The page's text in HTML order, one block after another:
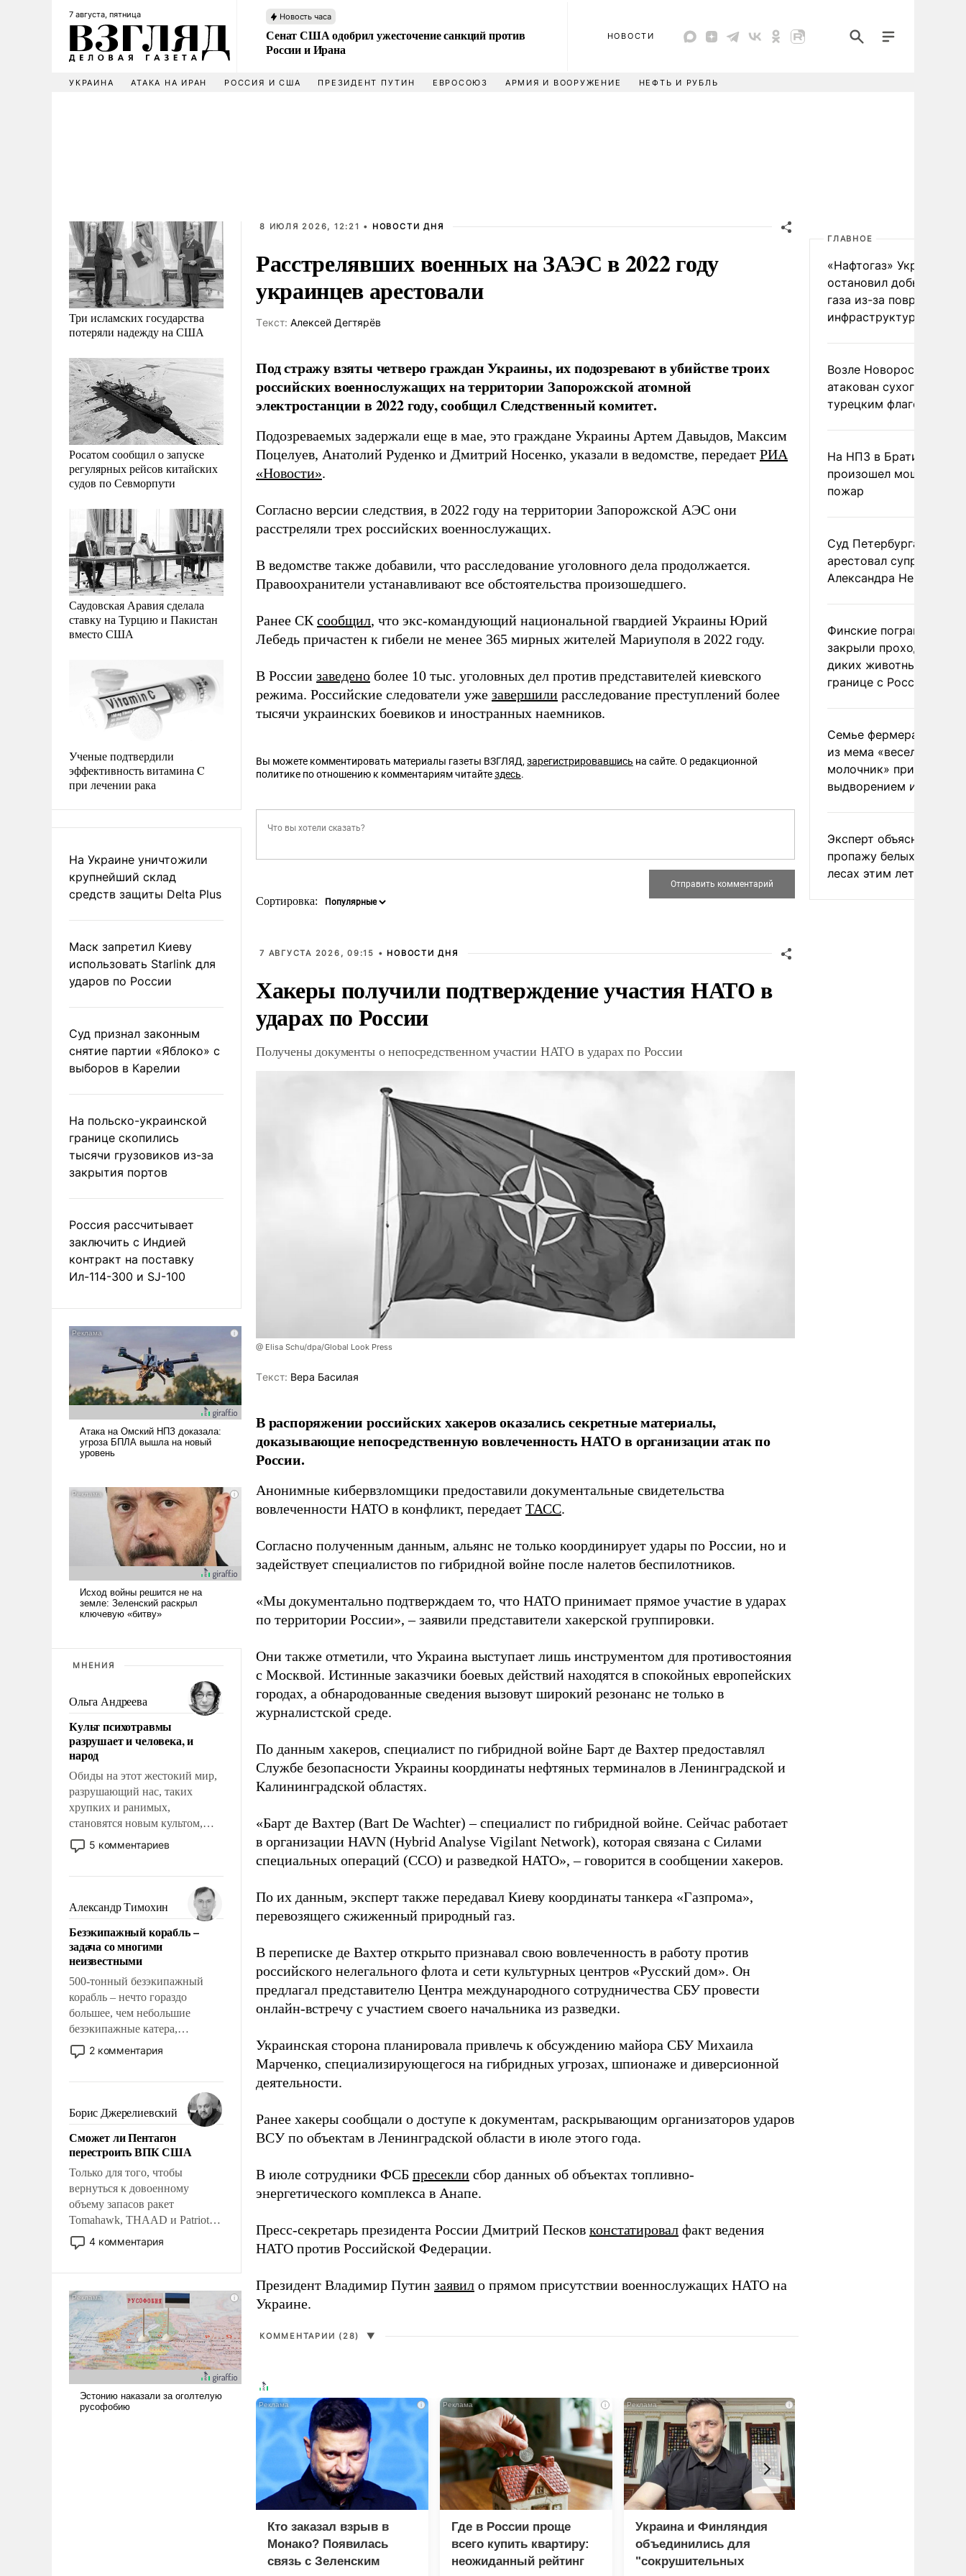
7 августа, пятница Новость часа
Сенат США одобрил ужесточение санкций против
России и Ирана
НОВОСТИ
УКРАИНА АТАКА НА ИРАН РОССИЯ И США ПРЕЗИДЕНТ ПУТИН ЕВРОСОЮЗ АРМИЯ И ВООРУЖЕНИЕ НЕФТЬ И РУБЛЬ
Три исламских государства
потеряли надежду на США
Росатом сообщил о запуске
регулярных рейсов китайских
судов по Севморпути
Саудовская Аравия сделала
ставку на Турцию и Пакистан
вместо США
Ученые подтвердили
эффективность витамина C
при лечении рака
На Украине уничтожили
крупнейший склад
средств защиты Delta Plus
Маск запретил Киеву
использовать Starlink для
ударов по России
Суд признал законным
снятие партии «Яблоко» с
выборов в Карелии
На польско-украинской
границе скопились
тысячи грузовиков из-за
закрытия портов
Россия рассчитывает
заключить с Индией
контракт на поставку
Ил-114-300 и SJ-100
МНЕНИЯ
Ольга Андреева
Культ психотравмы
разрушает и человека, и
народ
Обиды на этот жестокий мир,
разрушающий нас, таких
хрупких и ранимых,
становятся новым культом,
постепенно вытесняя и
отменяя традиционное
мужественным и твердым под
ударами судьбы, брать на себя
ответственность, помогать
слабым, идти вперед и
адаптироваться.
5 комментариев
Александр Тимохин
Безэкипажный корабль –
задача со многими
неизвестными
500-тонный безэкипажный
корабль – нечто гораздо
большее, чем небольшие
безэкипажные катера,
применение которых уже
стало обыденностью. Задача по
сложна и амбициозна. Однако
и ее реализация радикально
поднимет наши боевые
возможности.
2 комментария
Борис Джерелиевский
Сможет ли Пентагон
перестроить ВПК США
Только для того, чтобы
вернуться к довоенному
объему запасов ракет
Tomahawk, THAAD и Patriot
США потребуется более трех
лет. Даже небольшая война с
Сложившаяся ситуация
означает многолетний период
уязвимости США, например,
перед Китаем.
4 комментария
8 ИЮЛЯ 2026, 12:21 • НОВОСТИ ДНЯ
Расстрелявших военных на ЗАЭС в 2022 году
украинцев арестовали
Tекст: Алексей Дегтярёв
Под стражу взяты четверо граждан Украины, их подозревают в убийстве троих
российских военнослужащих на территории Запорожской атомной
электростанции в 2022 году, сообщил Следственный комитет.
Подозреваемых задержали еще в мае, это граждане Украины Артем Давыдов, Максим
Поцелуев, Анатолий Руденко и Дмитрий Носенко, указали в ведомстве, передает РИА
«Новости».
Согласно версии следствия, в 2022 году на территории Запорожской АЭС они
расстреляли трех российских военнослужащих.
В ведомстве также добавили, что расследование уголовного дела продолжается.
Правоохранители устанавливают все обстоятельства произошедшего.
Ранее СК сообщил, что экс-командующий национальной гвардией Украины Юрий
Лебедь причастен к гибели не менее 365 мирных жителей Мариуполя в 2022 году.
В России заведено более 10 тыс. уголовных дел против представителей киевского
режима. Российские следователи уже завершили расследование преступлений более
тысячи украинских боевиков и иностранных наемников.
Вы можете комментировать материалы газеты ВЗГЛЯД, зарегистрировавшись на сайте. О редакционной
политике по отношению к комментариям читайтездесь.
Сортировка:
7 АВГУСТА 2026, 09:15 • НОВОСТИ ДНЯ
Хакеры получили подтверждение участия НАТО в
ударах по России
Получены документы о непосредственном участии НАТО в ударах по России
@ Elisa Schu/dpa/Global Look Press
Tекст: Вера Басилая
В распоряжении российских хакеров оказались секретные материалы,
доказывающие непосредственную вовлеченность НАТО в организации атак по
России.
Анонимные кибервзломщики предоставили документальные свидетельства
вовлеченности НАТО в конфликт, передает ТАСС.
Согласно полученным данным, альянс не только координирует удары по России, но и
задействует специалистов по гибридной войне после налетов беспилотников.
«Мы документально подтверждаем то, что НАТО принимает прямое участие в ударах
по территории России», – заявили представители хакерской группировки.
Они также отметили, что Украина выступает лишь инструментом для противостояния
с Москвой. Истинные заказчики боевых действий находятся в спокойных европейских
городах, а обнародованные сведения вызовут широкий резонанс не только в
журналистской среде.
По данным хакеров, специалист по гибридной войне Барт де Вахтер предоставлял
Службе безопасности Украины координаты нефтяных терминалов в Ленинградской и
Калининградской областях.
«Барт де Вахтер (Bart De Wachter) – специалист по гибридной войне. Сейчас работает
в организации HAVN (Hybrid Analyse Vigilant Network), которая связана с Силами
специальных операций (ССО) и разведкой НАТО», – говорится в сообщении хакеров.
По их данным, эксперт также передавал Киеву координаты танкера «Газпрома»,
перевозящего сжиженный природный газ.
В переписке де Вахтер открыто признавал свою вовлеченность в работу против
российского нелегального флота и сети культурных центров «Русский дом». Он
предлагал представителю Центра международного сотрудничества СБУ провести
онлайн-встречу с участием своего начальника из разведки.
Украинская сторона планировала привлечь к обсуждению майора СБУ Михаила
Марченко, специализирующегося на гибридных угрозах, шпионаже и диверсионной
деятельности.
Ранее хакеры сообщали о доступе к документам, раскрывающим организаторов ударов
ВСУ по объектам в Ленинградской области в июле этого года.
В июле сотрудники ФСБ пресекли сбор данных об объектах топливно-
энергетического комплекса в Анапе.
Пресс-секретарь президента России Дмитрий Песков констатировал факт ведения
НАТО против Российской Федерации.
Президент Владимир Путин заявил о прямом присутствии военнослужащих НАТО на
Украине.
КОММЕНТАРИИ (28) ▼
i
Кто заказал взрыв в
Монако? Появилась
связь с Зеленским
i
Где в России проще
всего купить квартиру:
неожиданный рейтинг
i
Украина и Финляндия
объединились для
"сокрушительных
ГЛАВНОЕ
«Нафтогаз» Украины
остановил добычу
газа из-за повреждения
инфраструктуры
Возле Новороссийска
атакован сухогруз под
турецким флагом
На НПЗ в Братиславе
произошел мощный
пожар
Суд Петербурга заочно
арестовал супругу
Александра Невзорова
Финские пограничники
закрыли проходы для
диких животных на
границе с Россией
Семье фермера
из мема «веселый
молочник» пригрозили
выдворением из
Эксперт объяснил
пропажу белых грибов
лесах этим летом